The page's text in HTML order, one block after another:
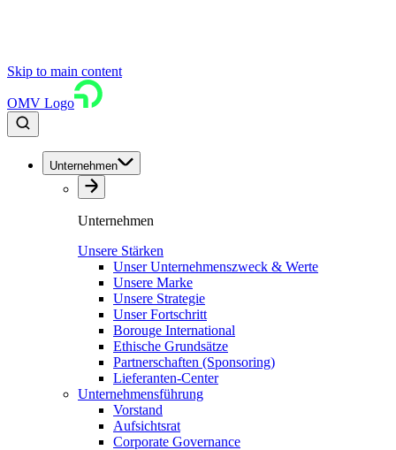
Skip to main content
OMV Logo
Unternehmen
Unternehmen
Unsere Stärken
Unser Unternehmenszweck & Werte
Unsere Marke
Unsere Strategie
Unser Fortschritt
Borouge International
Ethische Grundsätze
Partnerschaften (Sponsoring)
Lieferanten-Center
Unternehmensführung
Vorstand
Aufsichtsrat
Corporate Governance